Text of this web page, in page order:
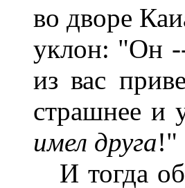
во дворе
уклон: "Он
из вас
страшнее и
имел друга!"
И тогда